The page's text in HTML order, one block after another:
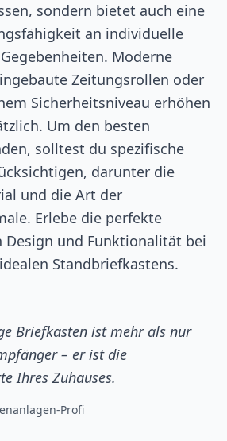
sondern bietet auch eine
an individuelle
Moderne
Zeitungsrollen oder
Sicherheitsniveau erhöhen
Um den besten
solltest du spezifische
darunter die
und die Art der
Erlebe die perfekte
Design und Funktionalität bei
Standbriefkastens.
Briefkasten ist mehr als nur
– er ist die
Ihres Zuhauses.
Profi